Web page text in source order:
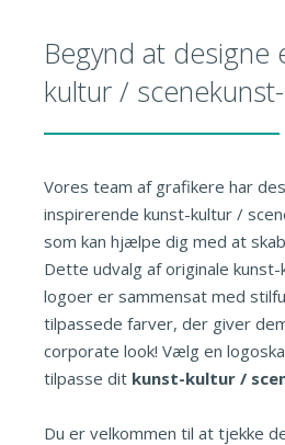
Begynd at designe
kultur /
Vores team af grafikere har
inspirerende kunst-kultur /
som kan hjælpe dig med at
Dette udvalg af originale
logoer er sammensat med
tilpassede farver, der giver
corporate look! Vælg en
tilpasse dit kunst-kultur /
Du er velkommen til at tjekke